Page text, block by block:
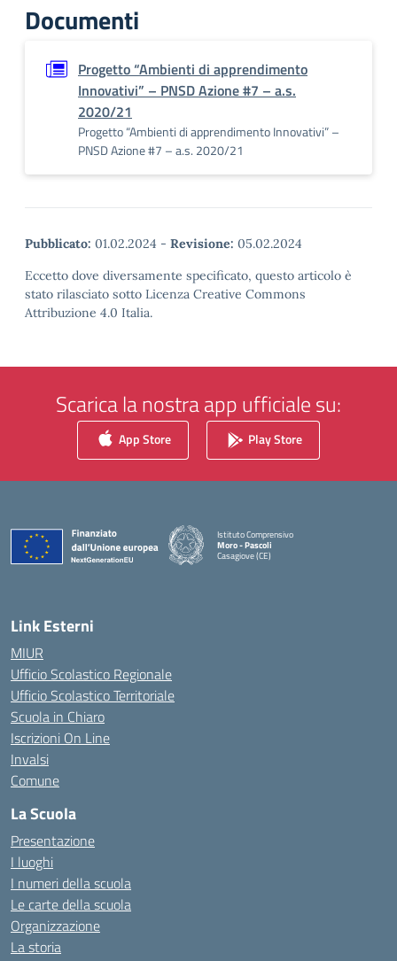
Documenti
Progetto “Ambienti di apprendimento
Innovativi” – PNSD Azione #7 – a.s.
2020/21
Progetto “Ambienti di apprendimento Innovativi” –
PNSD Azione #7 – a.s. 2020/21
Pubblicato: 01.02.2024 - Revisione: 05.02.2024
Eccetto dove diversamente specificato, questo articolo è
stato rilasciato sotto Licenza Creative Commons
Attribuzione 4.0 Italia.
Scarica la nostra app ufficiale su:
App Store Play Store
Istituto Comprensivo
Moro - Pascoli
Casagiove (CE)
— Visita la pagina iniziale della scuola
Link Esterni
MIUR
Ufficio Scolastico Regionale
Ufficio Scolastico Territoriale
Scuola in Chiaro
Iscrizioni On Line
Invalsi
Comune
La Scuola
Presentazione
I luoghi
I numeri della scuola
Le carte della scuola
Organizzazione
La storia